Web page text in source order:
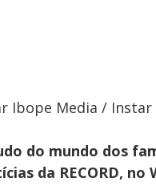
Ibope Media /
do mundo dos
da RECORD, no